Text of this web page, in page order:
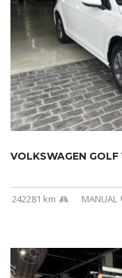
242281 km MANUAL